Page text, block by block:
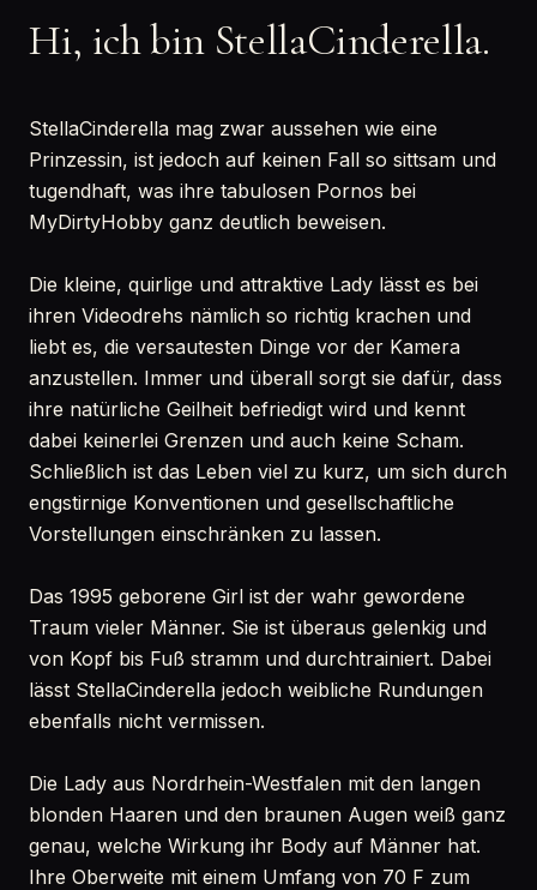
Hi, ich bin StellaCinderella.
StellaCinderella mag zwar aussehen wie eine
Prinzessin, ist jedoch auf keinen Fall so sittsam und
tugendhaft, was ihre tabulosen Pornos bei
MyDirtyHobby ganz deutlich beweisen.
Die kleine, quirlige und attraktive Lady lässt es bei
ihren Videodrehs nämlich so richtig krachen und
liebt es, die versautesten Dinge vor der Kamera
anzustellen. Immer und überall sorgt sie dafür, dass
ihre natürliche Geilheit befriedigt wird und kennt
dabei keinerlei Grenzen und auch keine Scham.
Schließlich ist das Leben viel zu kurz, um sich durch
engstirnige Konventionen und gesellschaftliche
Vorstellungen einschränken zu lassen.
Das 1995 geborene Girl ist der wahr gewordene
Traum vieler Männer. Sie ist überaus gelenkig und
von Kopf bis Fuß stramm und durchtrainiert. Dabei
lässt StellaCinderella jedoch weibliche Rundungen
ebenfalls nicht vermissen.
Die Lady aus Nordrhein-Westfalen mit den langen
blonden Haaren und den braunen Augen weiß ganz
genau, welche Wirkung ihr Body auf Männer hat.
Ihre Oberweite mit einem Umfang von 70 F zum